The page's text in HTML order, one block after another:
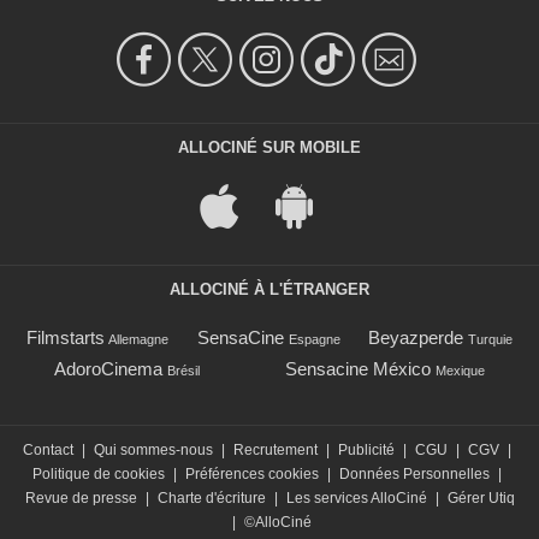
ALLOCINÉ SUR MOBILE
ALLOCINÉ À L'ÉTRANGER
Filmstarts Allemagne SensaCine Espagne Beyazperde Turquie
AdoroCinema Brésil Sensacine México Mexique
Contact Qui sommes-nous Recrutement Publicité CGU CGV
Politique de cookies
Préférences cookies Données Personnelles
Revue de presse
Charte d'écriture Les services AlloCiné
Gérer Utiq
©AlloCiné